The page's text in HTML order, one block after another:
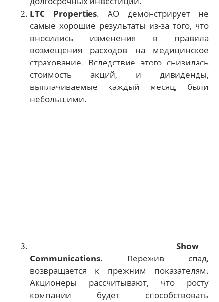
LTC Properties. АО демонстрирует не
самые хорошие результаты из-за того, что
вносились изменения в правила
возмещения расходов на медицинское
страхование. Вследствие этого снизилась
стоимость акций, и дивиденды,
выплачиваемые каждый месяц, были
небольшими.
Show
Communications. Пережив спад,
возвращается к прежним показателям.
Акционеры рассчитывают, что росту
компании будет способствовать